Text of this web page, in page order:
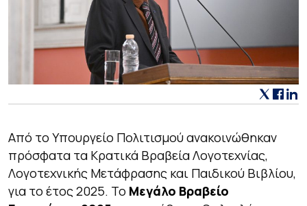
Από το Υπουργείο Πολιτισμού ανακοινώθηκαν
πρόσφατα τα Κρατικά Βραβεία Λογοτεχνίας,
Λογοτεχνικής Μετάφρασης και Παιδικού Βιβλίου,
για το έτος 2025. Το Μεγάλο Βραβείο